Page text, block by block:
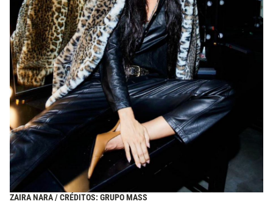
ZAIRA NARA / CRÉDITOS: GRUPO MASS